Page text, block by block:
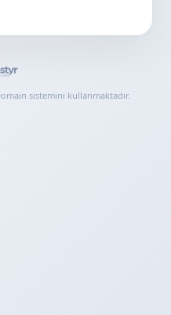
sistemini kullanmaktadır.